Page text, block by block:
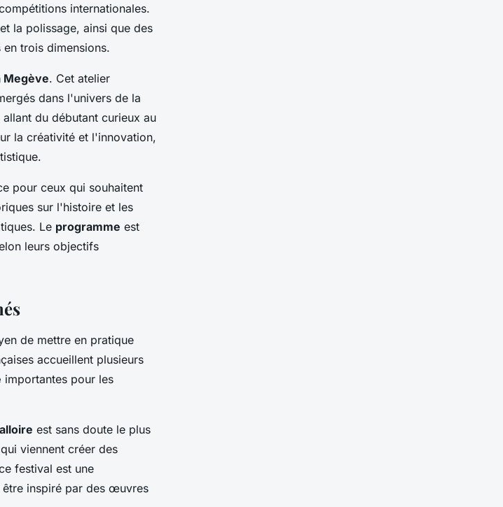
internationales.
la polissage, ainsi que des
trois dimensions.
Megève. Cet atelier
dans l'univers de la
allant du débutant curieux au
la créativité et l'innovation,
pour ceux qui souhaitent
sur l'histoire et les
Le programme est
leurs objectifs
de mettre en pratique
accueillent plusieurs
importantes pour les
est sans doute le plus
viennent créer des
festival est une
inspiré par des œuvres